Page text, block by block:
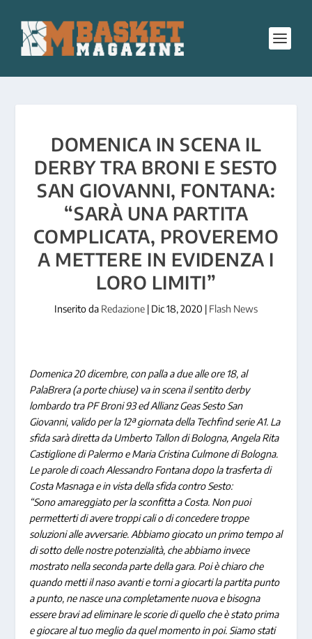
DOMENICA IN SCENA IL
DERBY TRA BRONI E SESTO
SAN GIOVANNI, FONTANA:
“SARÀ UNA PARTITA
COMPLICATA, PROVEREMO
A METTERE IN EVIDENZA I
LORO LIMITI”
Inserito da Redazione | Dic 18, 2020 | Flash News
Domenica 20 dicembre, con palla a due alle ore 18, al
PalaBrera (a porte chiuse) va in scena il sentito derby
lombardo tra PF Broni 93 ed Allianz Geas Sesto San
Giovanni, valido per la 12ª giornata della Techfind serie A1. La
sfida sarà diretta da Umberto Tallon di Bologna, Angela Rita
Castiglione di Palermo e Maria Cristina Culmone di Bologna.
Le parole di coach Alessandro Fontana dopo la trasferta di
Costa Masnaga e in vista della sfida contro Sesto:
“Sono amareggiato per la sconfitta a Costa. Non puoi
permetterti di avere troppi cali o di concedere troppe
soluzioni alle avversarie. Abbiamo giocato un primo tempo al
di sotto delle nostre potenzialità, che abbiamo invece
mostrato nella seconda parte della gara. Poi è chiaro che
quando metti il naso avanti e torni a giocarti la partita punto
a punto, ne nasce una completamente nuova e bisogna
essere bravi ad eliminare le scorie di quello che è stato prima
e giocare al tuo meglio da quel momento in poi. Siamo stati